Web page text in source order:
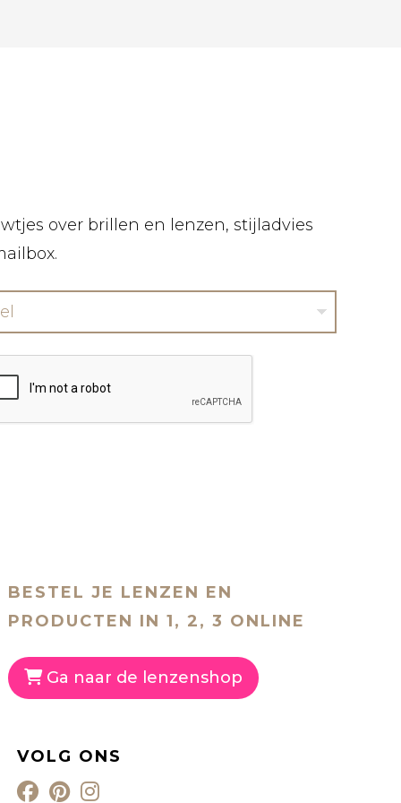
over brillen en lenzen, stijladvies
BESTEL JE LENZEN EN
PRODUCTEN IN 1, 2, 3 ONLINE
Ga naar de lenzenshop
VOLG ONS